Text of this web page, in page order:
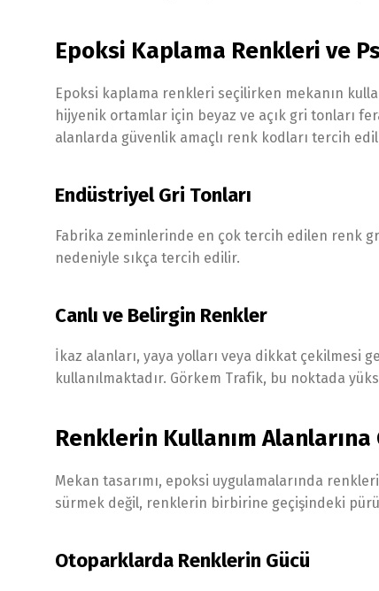
Epoksi Kaplama Renkleri ve
Epoksi kaplama renkleri seçilirken mekanın
hijyenik ortamlar için beyaz ve açık gri tonları
alanlarda güvenlik amaçlı renk kodları tercih
Endüstriyel Gri Tonları
Fabrika zeminlerinde en çok tercih edilen renk
nedeniyle sıkça tercih edilir.
Canlı ve Belirgin Renkler
İkaz alanları, yaya yolları veya dikkat çekilmesi
kullanılmaktadır. Görkem Trafik, bu noktada
Renklerin Kullanım Alanlarına
Mekan tasarımı, epoksi uygulamalarında
sürmek değil, renklerin birbirine geçişindeki
Otoparklarda Renklerin Gücü